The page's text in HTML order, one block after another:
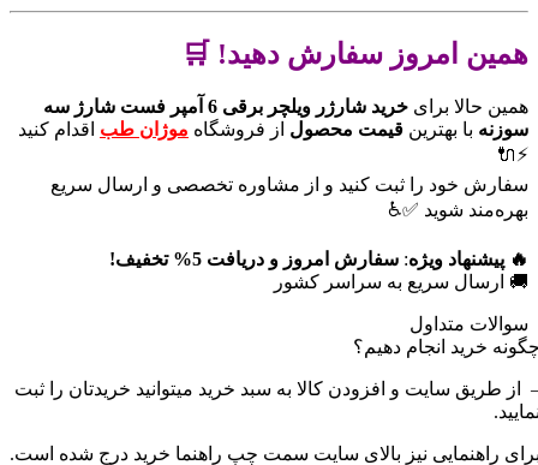
همین امروز سفارش دهید! 🛒
همین حالا برای
خرید شارژر ویلچر برقی 6 آمپر فست شارژ سه
سوزنه با بهترین قیمت محصول از فروشگاه موژان طب اقدام کنید
⚡🔌
سفارش خود را ثبت کنید و از مشاوره تخصصی و ارسال سریع
بهره‌مند شوید ✅♿
🔥 پیشنهاد ویژه: سفارش امروز و دریافت 5% تخفیف!
🚚 ارسال سریع به سراسر کشور
سوالات متداول
خرید انجام دهیم؟
از طریق سایت و افزودن کالا به سبد خرید میتوانید خریدتان را ثبت
راهنمایی نیز بالای سایت سمت چپ راهنما خرید درج شده است.